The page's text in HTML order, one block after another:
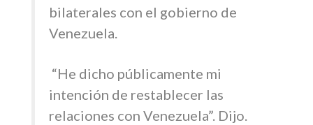
bilaterales con el gobierno de
Venezuela.
️ “He dicho públicamente mi
intención de restablecer las
relaciones con Venezuela”. Dijo.